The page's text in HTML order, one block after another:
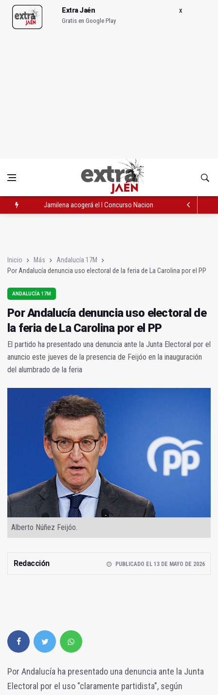
Extra Jaén
Gratis en Google Play
Jamilena acogerá el I Concurso Nacional de Trompa y Piano
Inicio Más
Andalucía 17M
Por Andalucía denuncia uso electoral de la feria de La Carolina por el PP
ANDALUCÍA 17M
Por Andalucía denuncia uso electoral de
la feria de La Carolina por el PP
El partido ha presentado una denuncia ante la Junta Electoral por el
anuncio este jueves de la presencia de Feijóo en la inauguración
del alumbrado de la feria
Alberto Núñez Feijóo.
Redacción PUBLICADO EL 13 DE MAYO DE 2026
Por Andalucía ha presentado una denuncia ante la Junta
Electoral por el uso "claramente partidista", según